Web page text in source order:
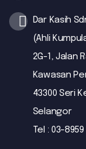
Dar Kasih
(Ahli
2G-1, Jalan
Kawasan
43300 Seri
Selangor
Tel : 03-8959